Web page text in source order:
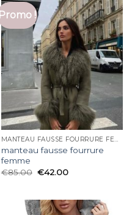
Promo !
MANTEAU FAUSSE FOURRURE FEMME
manteau fausse fourrure
femme
€85.00 €42.00